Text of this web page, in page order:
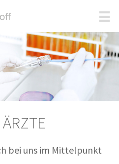
bei uns im Mittelpunkt